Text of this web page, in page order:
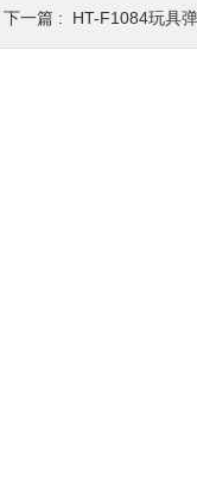
下一篇 : HT-F1084玩具